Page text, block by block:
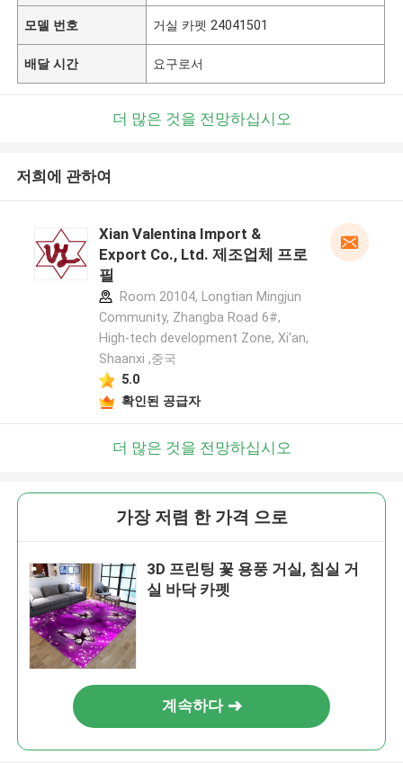
모델 번호 거실 카펫 24041501
배달 시간 요구로서
더 많은 것을 전망하십시오
저희에 관하여
Xian Valentina Import &
Export Co., Ltd. 제조업체 프로
필
Room 20104, Longtian Mingjun
Community, Zhangba Road 6#,
High-tech development Zone, Xi'an,
Shaanxi ,중국
5.0
확인된 공급자
더 많은 것을 전망하십시오
가장 저렴 한 가격 으로
3D 프린팅 꽃 용풍 거실, 침실 거
실 바닥 카펫
계속하다